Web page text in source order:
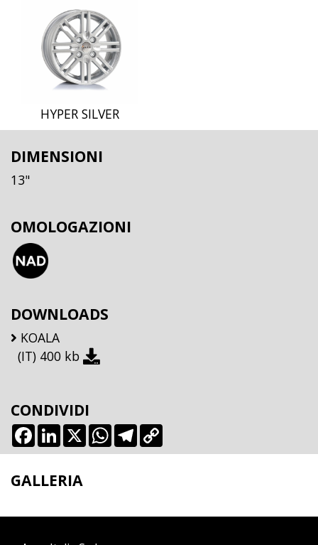
HYPER SILVER
DIMENSIONI
13"
OMOLOGAZIONI
DOWNLOADS
KOALA
(IT) 400 kb
CONDIVIDI
Facebook
LinkedIn
X WhatsApp
Telegram
GALLERIA